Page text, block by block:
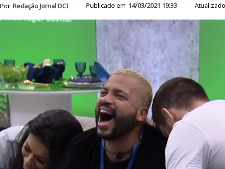
Redação Jornal DCI Publicado em 14/03/2021 19:33